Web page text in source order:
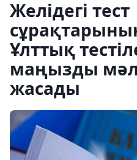
Желідегі тест
Ұлттық
маңызды
жасады